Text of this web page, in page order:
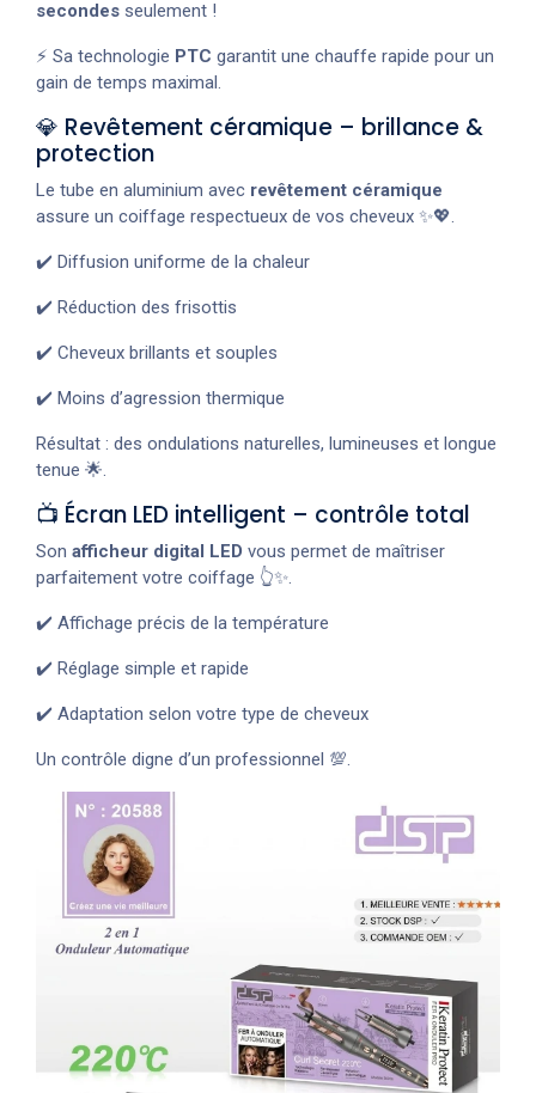
secondes seulement !
⚡ Sa technologie PTC garantit une chauffe rapide pour un
gain de temps maximal.
💎 Revêtement céramique – brillance &
protection
Le tube en aluminium avec revêtement céramique
assure un coiffage respectueux de vos cheveux ✨💖.
✔️ Diffusion uniforme de la chaleur
✔️ Réduction des frisottis
✔️ Cheveux brillants et souples
✔️ Moins d’agression thermique
Résultat : des ondulations naturelles, lumineuses et longue
tenue 🌟.
📺 Écran LED intelligent – contrôle total
Son afficheur digital LED vous permet de maîtriser
parfaitement votre coiffage 👆✨.
✔️ Affichage précis de la température
✔️ Réglage simple et rapide
✔️ Adaptation selon votre type de cheveux
Un contrôle digne d’un professionnel 💯.